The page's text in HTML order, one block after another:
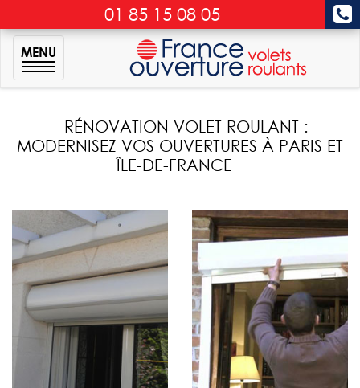
01 85 15 08 05
MENU
RÉNOVATION VOLET ROULANT :
MODERNISEZ VOS OUVERTURES À PARIS ET
ÎLE-DE-FRANCE